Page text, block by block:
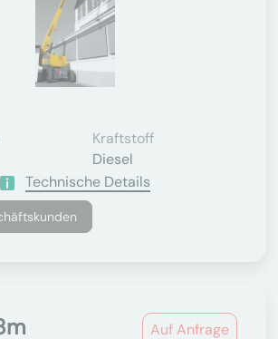
Kraftstoff
Diesel
Technische Details
Auf Anfrage